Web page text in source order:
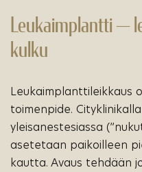
Leukaimplantti —
kulku
Leukaimplanttileikkaus
toimenpide.
yleisanestesiassa
asetetaan paikoilleen
kautta. Avaus tehdään